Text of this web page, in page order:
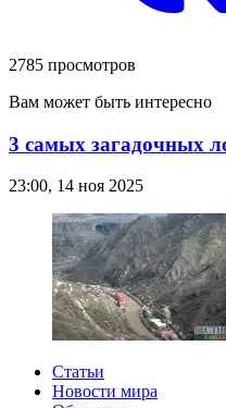
2785 просмотров
Вам может быть интересно
3 самых загадочных
23:00, 14 ноя 2025
Статьи
Новости мира